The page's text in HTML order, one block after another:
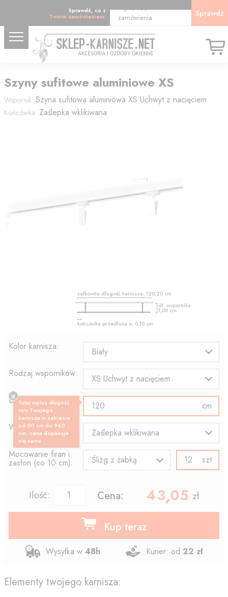
Sprawdź, co z
Twoim zamówieniem:
Wpisz kod
zamówienia
Sprawdź
Szyny sufitowe aluminiowe XS
Wspornik: Szyna sufitowa aluminiowa XS Uchwyt z nacięciem
Końcówka: Zaślepka wklikiwana
całkowita długość karnisza: 120,20cm
dł. wspornika:
1,00cm
końcówka przedłuża o: 0,10cm
Kolor karnisza:
Biały
Rodzaj wsporników:
XS Uchwyt z nacięciem
Długość profilu:
cm
Wzór końcówki:
Zaślepka wklikiwana
Mocowanie firan i
zasłon (co 10 cm): Ślizg z żabką szt
Ilość: Cena: , zł
Kup teraz
Wysyłka w 48h Kurier: od 22 zł
Tutaj wpisz długość
rury Twojego
karnisza w zakresie
od 50 cm do 960
cm, cena dopasuje
się sama.
Elementy twojego karnisza: